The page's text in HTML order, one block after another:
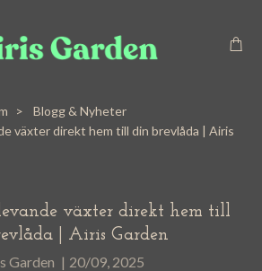
Blogg & Nyheter
växter direkt hem till din brevlåda | Airis
växter direkt hem till
| Airis Garden
Garden | 20/09, 2025